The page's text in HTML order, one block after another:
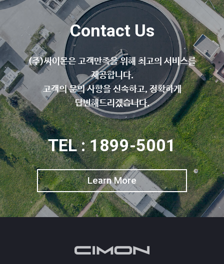
Contact Us
(주)싸이몬은 고객만족을 위해 최고의 서비스를
제공합니다.
고객의 문의 사항을 신속하고, 정확하게
답변해드리겠습니다.
TEL : 1899-5001
Learn More